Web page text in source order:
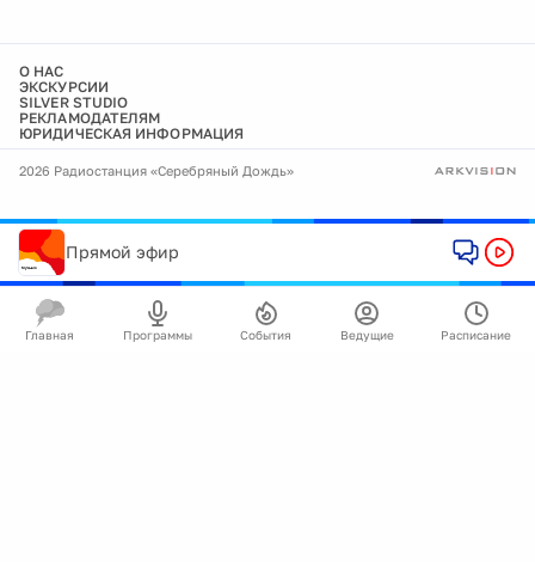
О НАС
ЭКСКУРСИИ
SILVER STUDIO
РЕКЛАМОДАТЕЛЯМ
ЮРИДИЧЕСКАЯ ИНФОРМАЦИЯ
2026 Радиостанция «Серебряный Дождь»
Прямой эфир
Главная Программы События Ведущие Расписание